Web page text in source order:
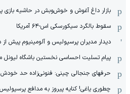
بازار داغ آغوش و خوش‌و‌بش در حاشیه بازی
سقوط بالگرد سیکورسکی اس-۶۴ آمریکا
دیدار مدیران پرسپولیس و آلومینیوم پیش از
پیام تسلیت احساسی نخستین باشگاه
حرفهای جنجالی چینی: فنونی‌زاده حد خودش
چطوری یاغی! کنایه پیروز به مدافع پرسپولیس